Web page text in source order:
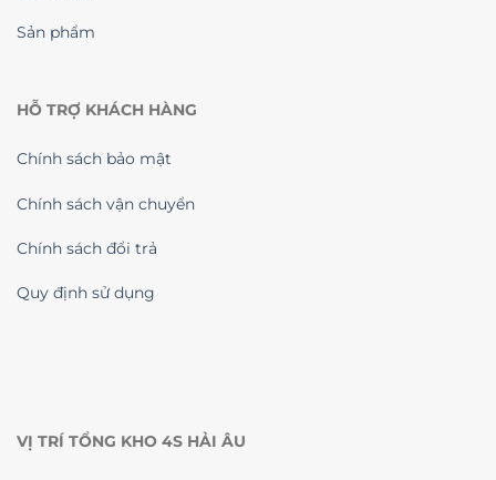
Sản phẩm
HỖ TRỢ KHÁCH HÀNG
Chính sách bảo mật
Chính sách vận chuyển
Chính sách đổi trả
Quy định sử dụng
VỊ TRÍ TỔNG KHO 4S HẢI ÂU